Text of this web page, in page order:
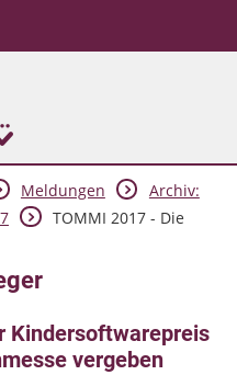
Meldungen
Archiv:
TOMMI 2017 - Die
Kindersoftwarepreis
vergeben